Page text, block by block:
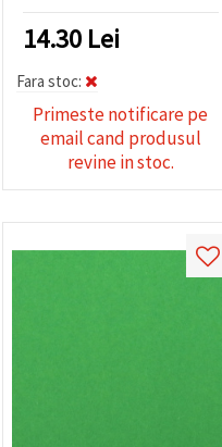
14.30 Lei
Fara stoc:
Primeste notificare pe
email cand produsul
revine in stoc.